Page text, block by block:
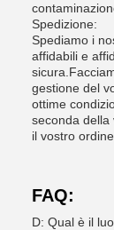
Spedizione:
Spediamo i
affidabili e
gestione del
ottime
seconda della
il vostro
FAQ:
D: Qual è il